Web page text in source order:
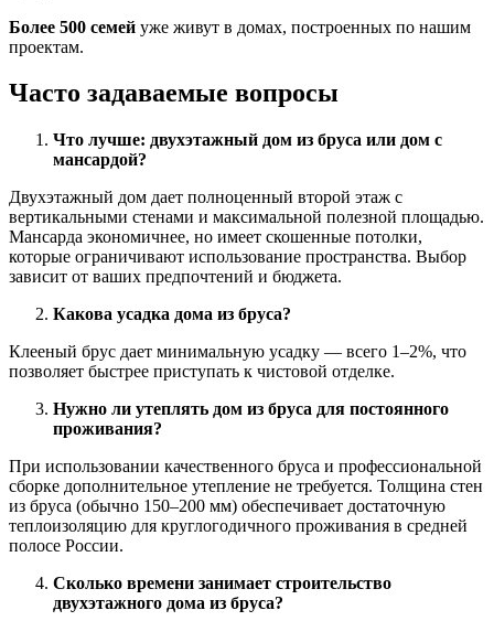
Более 500 семей уже живут в домах, построенных по нашим
проектам.
Часто задаваемые вопросы
Что лучше: двухэтажный дом из бруса или дом с
мансардой?
Двухэтажный дом дает полноценный второй этаж с
вертикальными стенами и максимальной полезной площадью.
Мансарда экономичнее, но имеет скошенные потолки,
которые ограничивают использование пространства. Выбор
зависит от ваших предпочтений и бюджета.
Какова усадка дома из бруса?
Клееный брус дает минимальную усадку — всего 1–2%, что
позволяет быстрее приступать к чистовой отделке.
Нужно ли утеплять дом из бруса для постоянного
проживания?
При использовании качественного бруса и профессиональной
сборке дополнительное утепление не требуется. Толщина стен
из бруса (обычно 150–200 мм) обеспечивает достаточную
теплоизоляцию для круглогодичного проживания в средней
полосе России.
Сколько времени занимает строительство
двухэтажного дома из бруса?